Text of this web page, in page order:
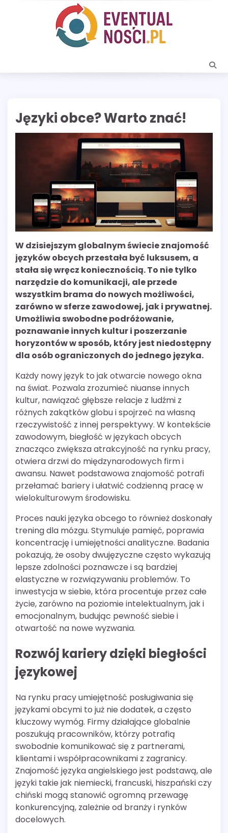
Języki obce? Warto znać!
W dzisiejszym globalnym świecie znajomość
języków obcych przestała być luksusem, a
stała się wręcz koniecznością. To nie tylko
narzędzie do komunikacji, ale przede
wszystkim brama do nowych możliwości,
zarówno w sferze zawodowej, jak i prywatnej.
Umożliwia swobodne podróżowanie,
poznawanie innych kultur i poszerzanie
horyzontów w sposób, który jest niedostępny
dla osób ograniczonych do jednego języka.
Każdy nowy język to jak otwarcie nowego okna
na świat. Pozwala zrozumieć niuanse innych
kultur, nawiązać głębsze relacje z ludźmi z
różnych zakątków globu i spojrzeć na własną
rzeczywistość z innej perspektywy. W kontekście
zawodowym, biegłość w językach obcych
znacząco zwiększa atrakcyjność na rynku pracy,
otwiera drzwi do międzynarodowych firm i
awansu. Nawet podstawowa znajomość potrafi
przełamać bariery i ułatwić codzienną pracę w
wielokulturowym środowisku.
Proces nauki języka obcego to również doskonały
trening dla mózgu. Stymuluje pamięć, poprawia
koncentrację i umiejętności analityczne. Badania
pokazują, że osoby dwujęzyczne często wykazują
lepsze zdolności poznawcze i są bardziej
elastyczne w rozwiązywaniu problemów. To
inwestycja w siebie, która procentuje przez całe
życie, zarówno na poziomie intelektualnym, jak i
emocjonalnym, budując pewność siebie i
otwartość na nowe wyzwania.
Rozwój kariery dzięki biegłości
językowej
Na rynku pracy umiejętność posługiwania się
językami obcymi to już nie dodatek, a często
kluczowy wymóg. Firmy działające globalnie
poszukują pracowników, którzy potrafią
swobodnie komunikować się z partnerami,
klientami i współpracownikami z zagranicy.
Znajomość języka angielskiego jest podstawą, ale
języki takie jak niemiecki, francuski, hiszpański czy
chiński mogą stanowić ogromną przewagę
konkurencyjną, zależnie od branży i rynków
docelowych.